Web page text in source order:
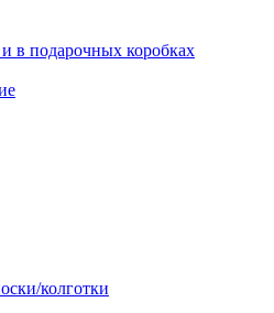
в подарочных коробках
колготки